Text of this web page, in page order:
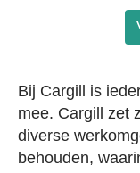
Bij Cargill is
mee. Cargill zet
diverse
behouden,